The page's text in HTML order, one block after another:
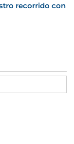
recorrido con